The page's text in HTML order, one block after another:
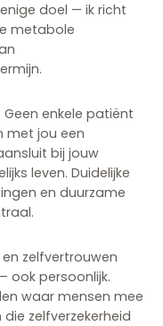
doel — ik richt
metabole
Geen enkele patiënt
met jou een
bij jouw
leven. Duidelijke
en duurzame
en zelfvertrouwen
ook persoonlijk.
waar mensen mee
zelfverzekerheid